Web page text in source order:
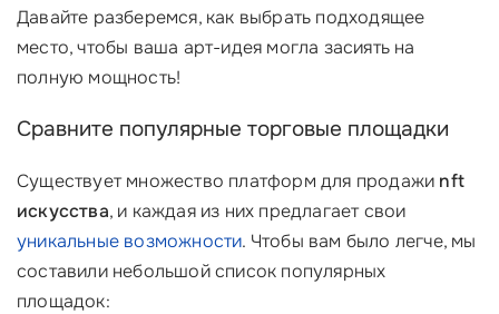
Давайте разберемся, как выбрать подходящее
место, чтобы ваша арт-идея могла засиять на
полную мощность!
Сравните популярные торговые площадки
Существует множество платформ для продажи nft
искусства, и каждая из них предлагает свои
уникальные возможности. Чтобы вам было легче, мы
составили небольшой список популярных
площадок: